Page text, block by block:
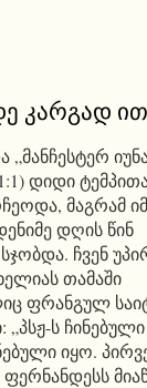
კარგად
„მანჩესტერ
დიდი
მაგრამ
დღის წინ
ჩვენ
თამაში
ფრანგულ
ს
იყო.